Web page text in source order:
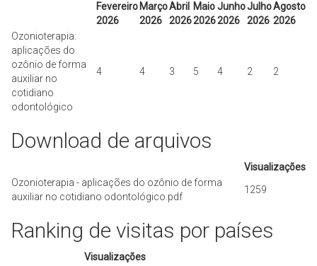
Fevereiro
2026
Março
2026
Abril
2026
Maio
2026
Junho
2026
Julho
2026
Agosto
2026
Ozonioterapia:
aplicações do
ozônio de forma
auxiliar no
cotidiano
odontológico
4 4 3 5 4 2 2
Download de arquivos
Visualizações
Ozonioterapia - aplicações do ozônio de forma
auxiliar no cotidiano odontológico.pdf
1259
Ranking de visitas por países
Visualizações